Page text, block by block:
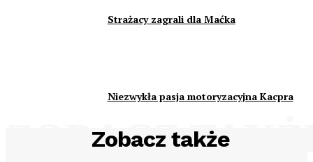
Strażacy zagrali dla Maćka
Niezwykła pasja motoryzacyjna Kacpra
Zobacz także
ZOBACZ